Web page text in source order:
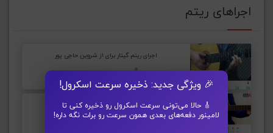
🎉 ویژگی جدید: ذخیره سرعت اسکرول!
🎸 حالا می‌تونی سرعت اسکرول رو ذخیره کنی تا
لامینور دفعه‌های بعدی همون سرعت رو برات نگه داره!
اجراهای ریتم
اجرای ریتم گیتار برای از شروین حاجی پور
اجرا کننده: وحید تاجیک
اجرای ریتم گیتار حس خوبیه از شادمهر عقیلی